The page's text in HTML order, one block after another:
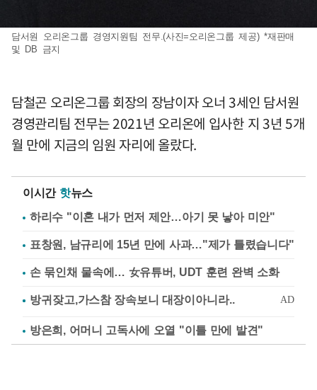
담서원 오리온그룹 경영지원팀 전무.(사진=오리온그룹 제공) *재판매
및 DB 금지
담철곤 오리온그룹 회장의 장남이자 오너 3세인 담서원
경영관리팀 전무는 2021년 오리온에 입사한 지 3년 5개
월 만에 지금의 임원 자리에 올랐다.
이시간 핫뉴스
하리수 "이혼 내가 먼저 제안…아기 못 낳아 미안"
표창원, 남규리에 15년 만에 사과…"제가 틀렸습니다"
손 묶인채 물속에… 女유튜버, UDT 훈련 완벽 소화
방은희, 어머니 고독사에 오열 "이틀 만에 발견"